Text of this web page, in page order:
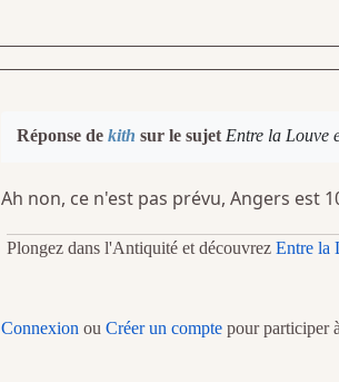
Réponse de kith sur le sujet Entre la Louve
Ah non, ce n'est pas prévu, Angers est
Plongez dans l'Antiquité et découvrez Entre la
Connexion ou Créer un comptepour participer